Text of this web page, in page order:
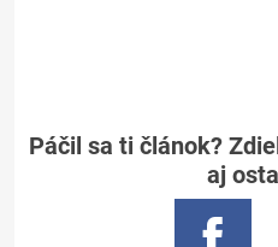
Páčil sa ti článok?
aj